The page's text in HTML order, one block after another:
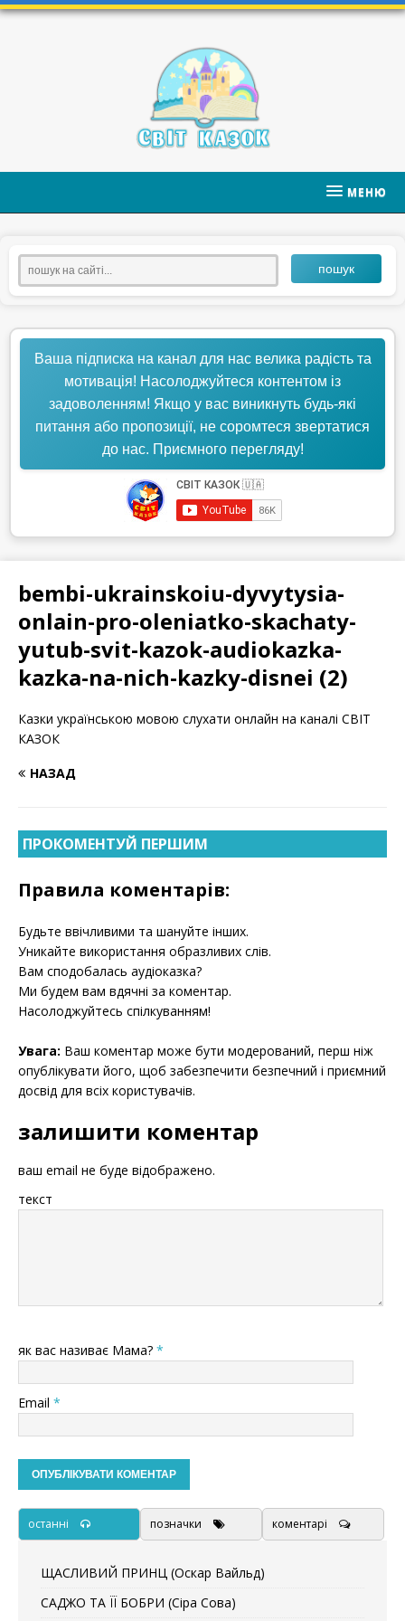
МЕНЮ
пошук
Ваша підписка на канал для нас велика радість та
мотивація! Насолоджуйтеся контентом із
задоволенням! Якщо у вас виникнуть будь-які
питання або пропозиції, не соромтеся звертатися
до нас. Приємного перегляду!
bembi-ukrainskoiu-dyvytysia-
onlain-pro-oleniatko-skachaty-
yutub-svit-kazok-audiokazka-
kazka-na-nich-kazky-disnei (2)
Казки українською мовою слухати онлайн на каналі СВІТ
КАЗОК
НАЗАД
ПРОКОМЕНТУЙ ПЕРШИМ
Правила коментарів:
Будьте ввічливими та шануйте інших.
Уникайте використання образливих слів.
Вам сподобалась аудіоказка?
Ми будем вам вдячні за коментар.
Насолоджуйтесь спілкуванням!
Увага: Ваш коментар може бути модерований, перш ніж
опублікувати його, щоб забезпечити безпечний і приємний
досвід для всіх користувачів.
залишити коментар
ваш email не буде відображено.
текст
як вас називає Мама? *
Email *
останні позначки коментарі
ЩАСЛИВИЙ ПРИНЦ (Оскар Вайльд)
САДЖО ТА ЇЇ БОБРИ (Сіра Сова)